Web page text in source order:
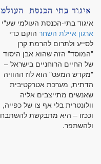
איגוד בתי-הכנסת העולמי שע"י
ארגון איילת השחר הוקם כדי
לסייע ולתרום להרמת קרן
"המוסד" הזה שהוא אבן היסוד
של החיים הרוחניים בישראל –
"מקדש המעט" הוא לוז ההוויה
הדתית, מערכת אטרקטיבית
שאנשים מתייצבים אליה
וולונטרית בלי אף צו של כפייה,
וככזו – היא מתבקשת להשתבח
ולהשתפר.